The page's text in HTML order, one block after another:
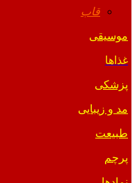
قاب
موسیقی
غذاها
پزشکی
مد و زیبایی
طبیعت
پرچم